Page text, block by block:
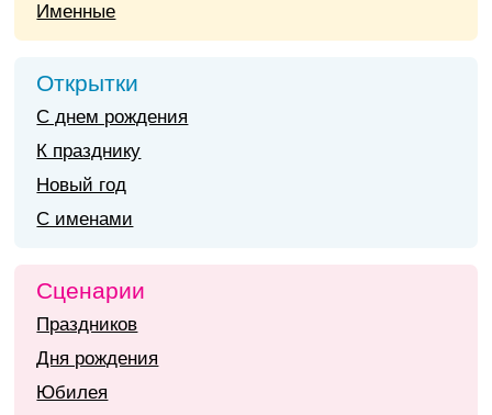
Именные
Открытки
С днем рождения
К празднику
Новый год
С именами
Сценарии
Праздников
Дня рождения
Юбилея